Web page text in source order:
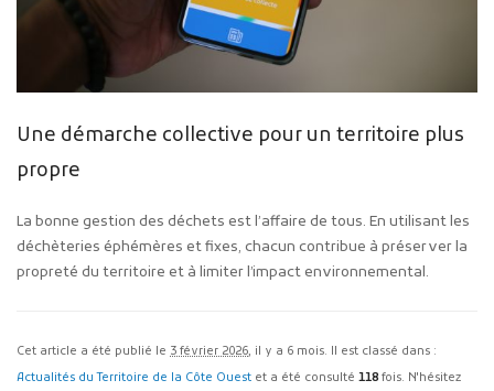
Une démarche collective pour un territoire plus
propre
La bonne gestion des déchets est l’affaire de tous. En utilisant les
déchèteries éphémères et fixes, chacun contribue à préserver la
propreté du territoire et à limiter l’impact environnemental.
Cet article a été publié le 3 février 2026, il y a 6 mois. Il est classé dans :
Actualités du Territoire de la Côte Ouest et a été consulté 118 fois. N'hésitez